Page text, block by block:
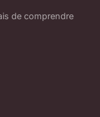
de comprendre